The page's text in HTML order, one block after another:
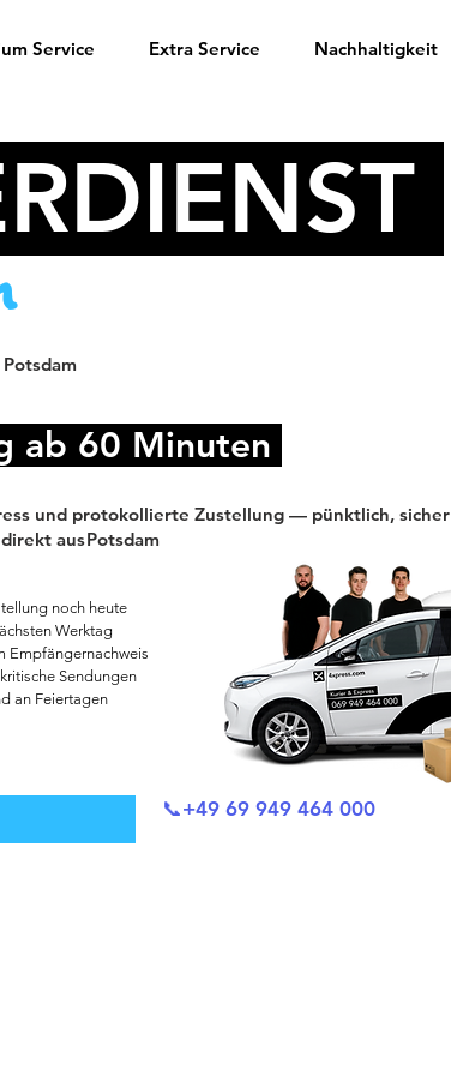
Service Extra Service Nachhaltigkeit
Potsdam
ab 60 Minuten
und protokollierte Zustellung — pünktlich, sicher
ausPotsdam
noch heute
Werktag
Sendungen
an Feiertagen
📞+49 69 949 464 000